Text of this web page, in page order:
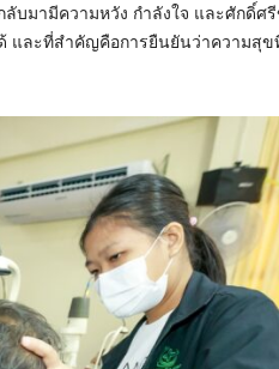
ลับมามีความหวัง กำลังใจ และศักดิ์ศ
และที่สำคัญคือการยืนยันว่าความสุข